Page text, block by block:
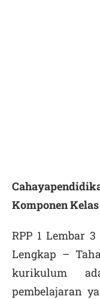
Komponen
RPP 1 Lembar
Lengkap –
kurikulum
pembelajaran